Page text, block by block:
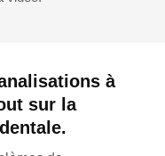
à
sur la